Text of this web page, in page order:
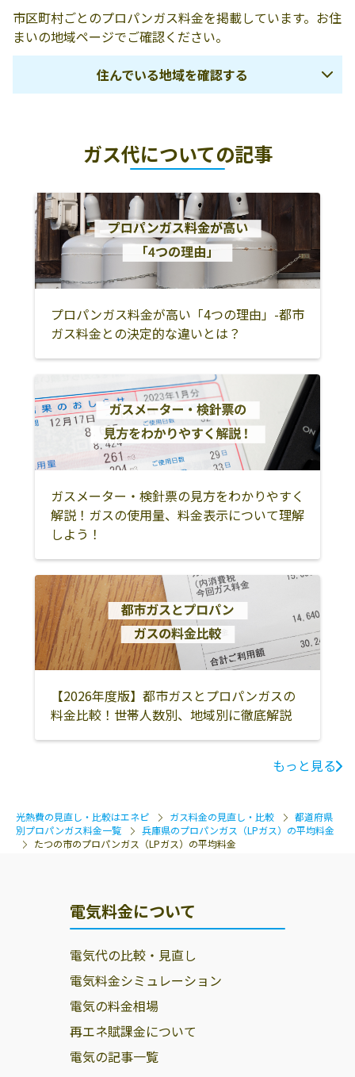
仙正154-3
天満屋
たつの市龍野町
北龍野430
0791-62-1964
たつの市誉田町
0791-63-4333
秋山商店
679-4342 たつの
市新宮町平野543
0791-75-0001
山本燃料店
421-3112 たつの
市龍野町片山325
0791-62-0740
株式会社内海電
化ハウス
たつの市新宮町
新宮789-10
0791-75-0128
株式会社田中信
たつの市龍野町
本町216
0791-63-1124
株式会社大西商
671-1332 たつの
市御津町室津470
079-324-0047
株式会社大西商
671-1332 たつの
0120-969-024
株式会社船引商
679-4161 たつの
0791-63-2688
株式会社村田住
679-4313 たつの
市新宮町新宮
367-1
0791-75-0156
株式会社前田商
743-0021 たつの
市龍野町富永
192-1
0791-62-1177
株式会社三木完
商店
679-4172 たつの
市龍野町上川原
0791-63-0333
シティガス
日山80番地の1
株式会社タグチ
たつの市揖保町
新宮607
株式会社ＪＡド
たつの市揖保川
町山津屋141-1
ミツバ商事株式
671-1341 たつの
市御津町釜屋5-1
タグチプロパン
671-1621 たつの
市揖保川町正條
市区町村ごとのプロパンガス料金を掲載しています。お住
まいの地域ページでご確認ください。
住んでいる地域を確認する
伊丹市
宝塚市
加古川市
高砂市
明石市
加古郡稲美町
加古郡播磨町
小野市
加西市
三木市
加東市
西脇市
多可郡多可町
姫路市
神崎郡神河町
神崎郡市川町
たつの市
相生市
赤穂市
宍粟市
揖保郡太子町
赤穂郡上郡町
佐用郡佐用町
豊岡市
養父市
朝来市
美方郡香美町
美方郡新温泉町
丹波市
洲本市
南あわじ市
淡路市
ガス代についての記事
プロパンガス料金が高い「4つの理由」-都市
ガス料金との決定的な違いとは？
ガスメーター・検針票の見方をわかりやすく
解説！ガスの使用量、料金表示について理解
しよう！
【2026年度版】都市ガスとプロパンガスの
料金比較！世帯人数別、地域別に徹底解説
もっと見る
光熱費の見直し・比較はエネピ ガス料金の見直し・比較
都道府県
別プロパンガス料金一覧
兵庫県のプロパンガス（LPガス）の平均料金
たつの市のプロパンガス（LPガス）の平均料金
電気料金について
電気代の比較・見直し
電気料金シミュレーション
電気の料金相場
再エネ賦課金について
電気の記事一覧